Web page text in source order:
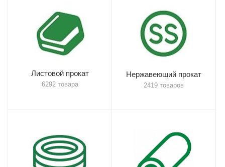
Листовой прокат
6292 товара
Нержавеющий прокат
2419 товаров